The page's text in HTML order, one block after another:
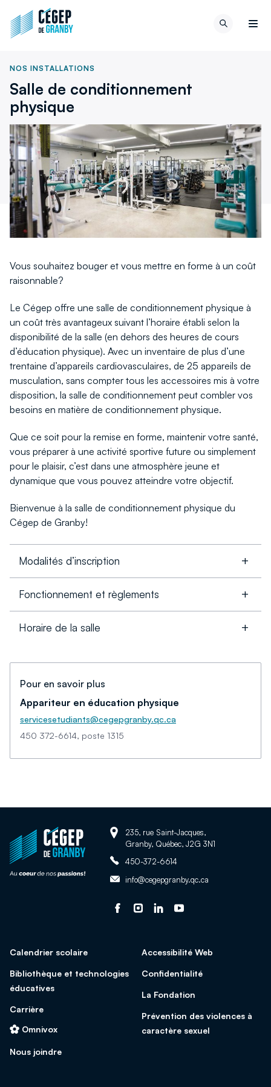
Aller au contenu
d'accueil
du
Salle de conditionnement
physique
NOS INSTALLATIONS
Vous souhaitez bouger et vous mettre en forme à un coût
raisonnable?
Le Cégep offre une salle de conditionnement physique à
un coût très avantageux suivant l’horaire établi selon la
disponibilité de la salle (en dehors des heures de cours
d’éducation physique). Avec un inventaire de plus d’une
trentaine d’appareils cardiovasculaires, de 25 appareils de
musculation, sans compter tous les accessoires mis à votre
disposition, la salle de conditionnement peut combler vos
besoins en matière de conditionnement physique.
Que ce soit pour la remise en forme, maintenir votre santé,
vous préparer à une activité sportive future ou simplement
pour le plaisir, c’est dans une atmosphère jeune et
dynamique que vous pouvez atteindre votre objectif.
Bienvenue à la salle de conditionnement physique du
Cégep de Granby!
Modalités d’inscription
Fonctionnement et règlements
Horaire de la salle
Pour en savoir plus
Appariteur en éducation physique
servicesetudiants@cegepgranby.qc.ca
450 372-6614, poste 1315
Retour
à
page
Adresse:235, rue Saint-Jacques,
Granby, Québec, J2G 3N1
Téléphone:
450-372-6614
Adresse
info@cegepgranby.qc.ca
Suivez-
facebook
Ce
une
fenêtre
Suivez-
Instagram
Ce
dans
une
fenêtre
Suivez-
Linked
In
Ce
dans
une
fenêtre
Suivez-
Youtube
Ce
dans
une
fenêtre
Calendrier scolaire
Bibliothèque et technologies
éducatives
Carrière
Omnivox
Nous joindre
Accessibilité Web
Confidentialité
La Fondation
Prévention des violences à
caractère sexuel